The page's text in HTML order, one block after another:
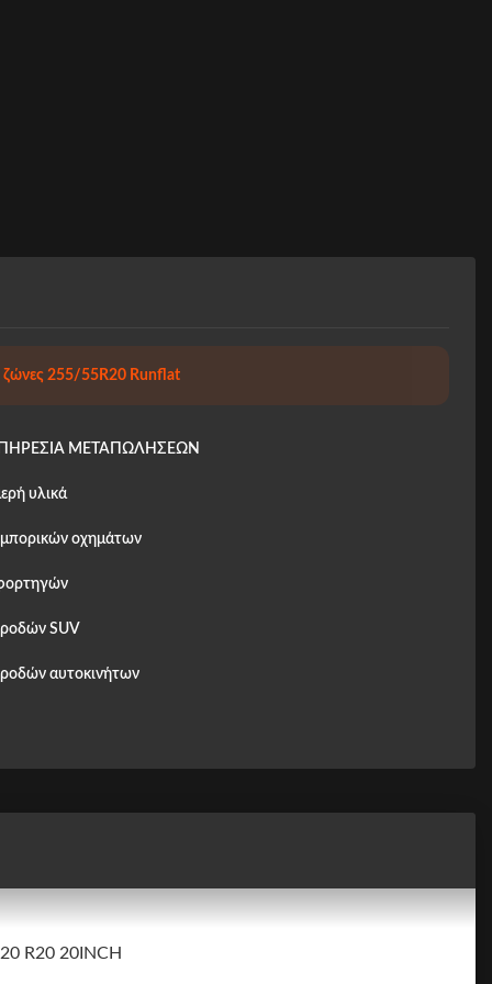
ζώνες 255/55R20 Runflat
ΜΕΤΑΠΩΛΗΣΕΩΝ
υλικά
οχημάτων
ροδών SUV
ροδών αυτοκινήτων
R20 20INCH